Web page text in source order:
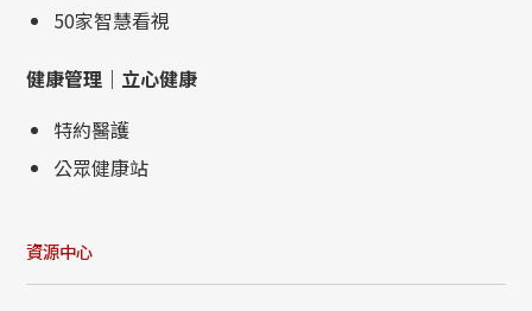
50家智慧看視
健康管理｜立心健康
特約醫護
公眾健康站
資源中心